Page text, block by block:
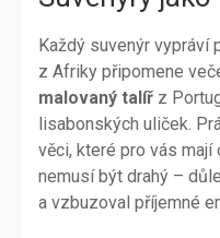
Každý suvenýr vypráví
z Afriky připomene
malovaný talíř z
lisabonských uliček.
věci, které pro vás mají
nemusí být drahý –
a vzbuzoval příjemné